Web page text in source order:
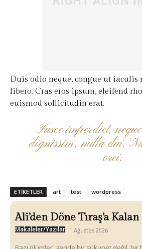
Duis odio neque, congue ut iaculis
libero. Cras eros ipsum, eleifend
euismod sollicitudin erat.
Fusce imperdiet,
dignissim, nulla dui.
orci.
ETIKETLER art test wordpress
Ali’den Döne Tıraş’a
Makaleler/Yazılar 1 Ağustos 2026